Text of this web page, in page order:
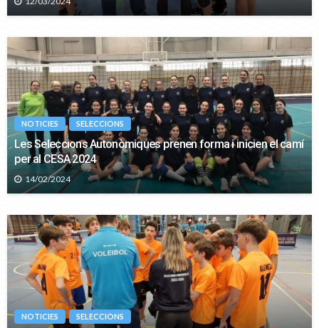
NOTICIES SELECCIONS
Les Seleccions Autonòmiques prenen forma i inicien el camí
per al CESA 2024
14/02/2024
NOTICIES SELECCIONS